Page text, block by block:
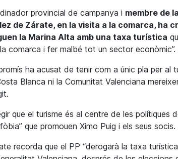
provincial de campanya i membre de
de Zárate, en la visita a la comarca, ha
la Marina Alta amb una taxa turística
comarca i fer malbé tot un sector econòmic”.
ha acusat de tenir com a únic pla per al
Blanca ni la Comunitat Valenciana
que el turisme és al centre de les polítiques
que promouen Ximo Puig i els seus socis.
recorda que el PP “derogarà la taxa